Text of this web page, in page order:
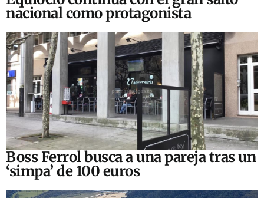
nacional como protagonista
Boss Ferrol busca a una pareja tras un
‘simpa’ de 100 euros